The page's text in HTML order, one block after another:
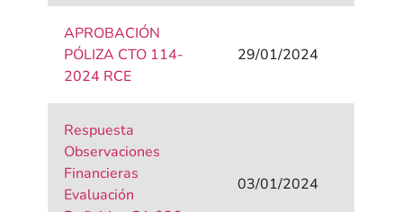
APROBACIÓN
PÓLIZA CTO 114-
2024 RCE
29/01/2024
Respuesta
Observaciones
Financieras
Evaluación
03/01/2024